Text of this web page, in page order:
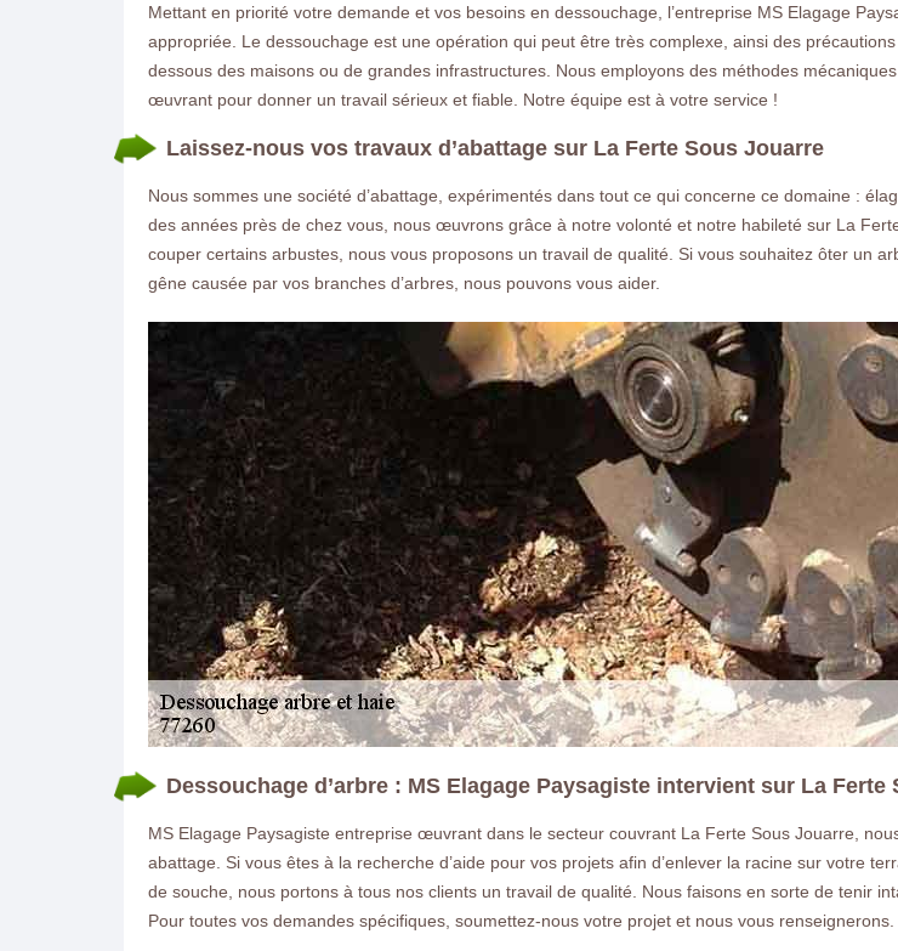
ON VOUS RAPPELLE GRATUITEMENT
LA
Déssouchage à La
demandez nous un
Nos
Mettant en priorité votre demande et vos besoins en dessouchage, l’entreprise MS Elagage
appropriée. Le dessouchage est une opération qui peut être très complexe, ainsi des
dessous des maisons ou de grandes infrastructures. Nous employons des méthodes
œuvrant pour donner un travail sérieux et fiable. Notre équipe est à votre service !
Laissez-nous vos travaux d’abattage sur La Ferte Sous Jouarre
Nous sommes une société d’abattage, expérimentés dans tout ce qui concerne ce domaine :
des années près de chez vous, nous œuvrons grâce à notre volonté et notre habileté sur La
couper certains arbustes, nous vous proposons un travail de qualité. Si vous souhaitez ôter un
gêne causée par vos branches d’arbres, nous pouvons vous aider.
Dessouchage d’arbre : MS Elagage Paysagiste intervient sur La Ferte
MS Elagage Paysagiste entreprise œuvrant dans le secteur couvrant La Ferte Sous Jouarre,
abattage. Si vous êtes à la recherche d’aide pour vos projets afin d’enlever la racine sur votre
de souche, nous portons à tous nos clients un travail de qualité. Nous faisons en sorte de tenir
Pour toutes vos demandes spécifiques, soumettez-nous votre projet et nous vous renseignerons.